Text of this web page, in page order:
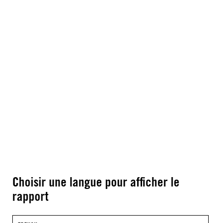
Choisir une langue pour afficher le
rapport